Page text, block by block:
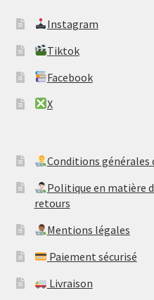
​Instagram
​Tiktok
​Facebook
​X
​Conditions générales
​Politique en matière
retours
Mentions légales
Paiement sécurisé
Livraison